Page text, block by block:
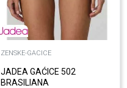
ZENSKE-GACICE
JADEA GAĆICE 502
BRASILIANA